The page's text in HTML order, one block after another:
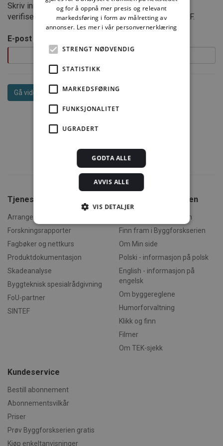
Skriv inn din student e-post adresse nedenfor for å
verifisere at ditt studiested har en avtale med SINTEF.
E-post
Tjenester fra SINTEF
Arrangementer og kurs
Forskningsrapporter
Fagbøker og nettkurs
Produktdokumentasjon
Skadeanalyse
Byggteknisk spesialrådgivning
FoU-partner
SINTEF
Om Byggforskserien
Hva er Byggforskserien
Finn fram i Byggforskserien
Om Min side
Polski - informasjon på polsk
English - informasjon på
engelsk
Om byggereglene
Humorforvaltning
Klikk og finn
Filmer
Om TEK-sjekk
Kundeservice
Bestill abonnement
Abonnementsvilkår
Priser
Prøv Byggforskserien gratis
Kjøp enkeltanvisninger
og for å oppnå mer presis og relevant
markedsføring i form av målretting av
annonser. Les mer i vår personvernerklæring
STRENGT NØDVENDIG
STATISTIKK
MARKEDSFØRING
FUNKSJONALITET
UGRADERT
GODTA ALLE
AVVIS ALLE
VIS DETALJER
Strengt nødvendig
Statistikk
Markedsføring
Funksjonalitet
Ugradert
Strengt nødvendige informasjonskapsler tillater
kjernefunksjoner på nettstedet, som
brukerinnlogging og kontoadministrasjon.
nødvendige informasjonskapsler.
Forsørger /
Domene